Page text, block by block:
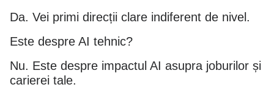
Da. Vei primi direcții clare indiferent de nivel.
Este despre AI tehnic?
Nu. Este despre impactul AI asupra joburilor și
carierei tale.